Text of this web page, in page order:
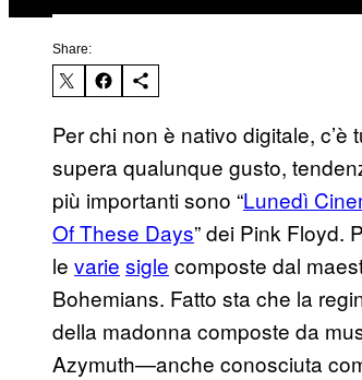
Share:
Per chi non è nativo digitale,
supera qualunque gusto,
più importanti sono “Lunedì
Of These Days” dei Pink Floyd.
le varie sigle composte dal
Bohemians. Fatto sta che la
della madonna composte da
Azymuth—anche conosciuta